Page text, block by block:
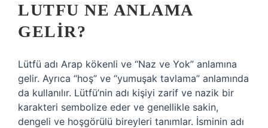
LUTFU NE ANLAMA
GELIR?
Lütfü adı Arap kökenli ve “Naz ve Yok” anlamına
gelir. Ayrıca “hoş” ve “yumuşak tavlama” anlamında
da kullanılır. Lütfü’nin adı kişiyi zarif ve nazik bir
karakteri sembolize eder ve genellikle sakin,
dengeli ve hoşgörülü bireyleri tanımlar. İsminin adı